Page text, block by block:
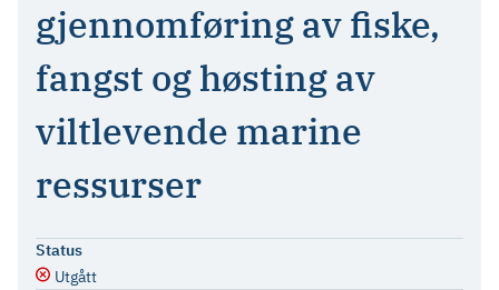
gjennomføring av fiske,
fangst og høsting av
viltlevende marine
ressurser
Status
Utgått